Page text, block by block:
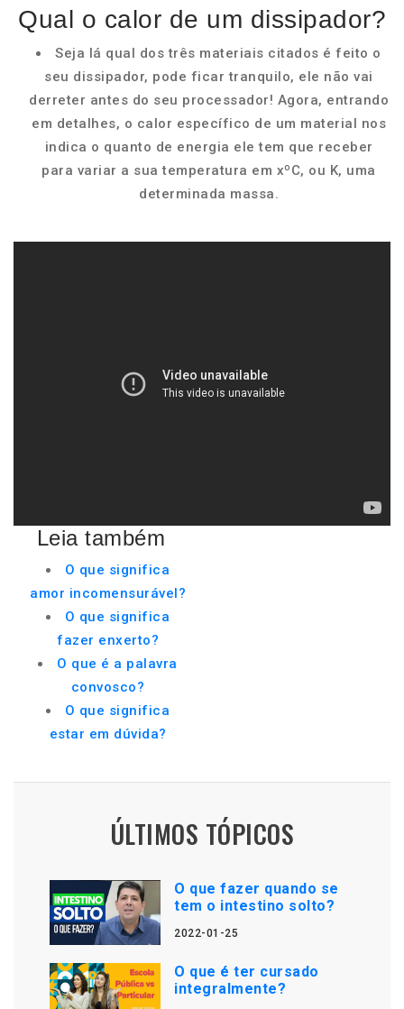
Qual o calor de um dissipador?
Seja lá qual dos três materiais citados é feito o
seu dissipador, pode ficar tranquilo, ele não vai
derreter antes do seu processador! Agora, entrando
em detalhes, o calor específico de um material nos
indica o quanto de energia ele tem que receber
para variar a sua temperatura em xºC, ou K, uma
determinada massa.
Leia também
O que significa
amor incomensurável?
O que significa
fazer enxerto?
O que é a palavra
convosco?
O que significa
estar em dúvida?
ÚLTIMOS TÓPICOS
O que fazer quando se
tem o intestino solto?
2022-01-25
O que é ter cursado
integralmente?